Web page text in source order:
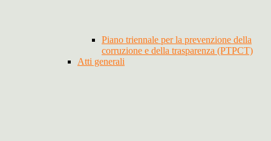
Piano triennale per la prevenzione della
corruzione e della trasparenza (PTPCT)
Atti generali